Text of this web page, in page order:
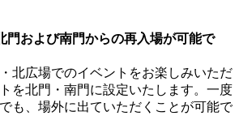
門および南門からの再入場が可能で
北広場でのイベントをお楽しみいただ
を北門・南門に設定いたします。一度
も、場外に出ていただくことが可能で